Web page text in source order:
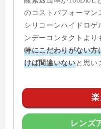
のコストパフォーマン
シリコーンハイドロゲ
ンデーコンタクトより
特にこだわりがない方
けば間違いないと思い
レンズ